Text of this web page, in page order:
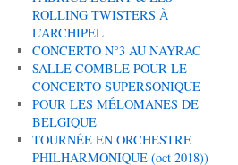
ROLLING TWISTERS À
L’ARCHIPEL
CONCERTO N°3 AU NAYRAC
SALLE COMBLE POUR LE
CONCERTO SUPERSONIQUE
POUR LES MÉLOMANES DE
BELGIQUE
TOURNÉE EN ORCHESTRE
PHILHARMONIQUE (oct 2018))